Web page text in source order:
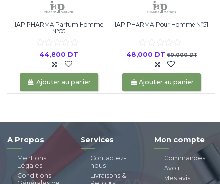
IAP PHARMA Parfum Homme
N°55
44,800 DT
Ajouter au panier
IAP PHARMA Pour Homme Nº51
48,000 DT 60,000 DT
Ajouter au panier
A Propos
Mentions
Légales
Conditions
Services
Contactez-
nous
Livraisons &
Mon compte
Commandes
Avoir
Mes avis